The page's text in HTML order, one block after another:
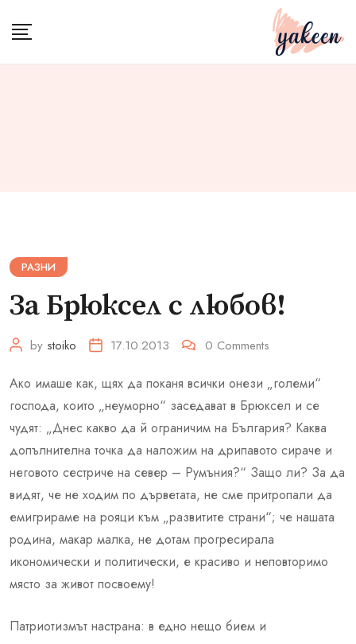
РАЗНИ
За Брюксел с любов!
by stoiko 17.10.2013 0 Comments
Ако имаше как, щях да поканя всички онези „големи“
господа, които „неуморно“ заседават в Брюксел и се
чудят: „Днес какво да й ограничим на България? Каква
допълнителна точка да наложим на дрипавото сираче и
неговото сестриче на север – Румъния?“ Защо ли? За да
видят, че не ходим по дърветата, не сме притропали да
емигрираме на рояци към „развитите страни“; че нашата
родина, макар малка, не дотам прогресирала
икономически и политически, е красиво и неповторимо
място за живот посвоему!
Патриотизмът настрана: в едно нещо бием и